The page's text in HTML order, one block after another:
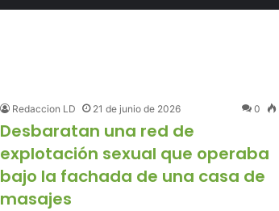
Redaccion LD 21 de junio de 2026 0
Desbaratan una red de
explotación sexual que operaba
bajo la fachada de una casa de
masajes